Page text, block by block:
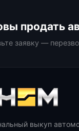
продать
заявку —
выкуп